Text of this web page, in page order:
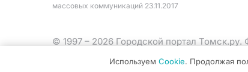
массовых коммуникаций 23.11.2017
© 1997 – 2026 Городской портал
Используем Cookie. Продолжая